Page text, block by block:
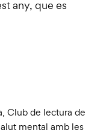
any, que es
, Club de lectura de
mental amb les